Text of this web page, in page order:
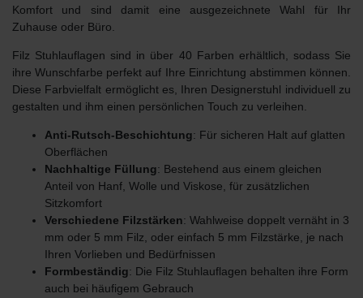
Komfort und sind damit eine ausgezeichnete Wahl für Ihr
Zuhause oder Büro.
Filz Stuhlauflagen sind in über 40 Farben erhältlich, sodass Sie
ihre Wunschfarbe perfekt auf Ihre Einrichtung abstimmen können.
Diese Farbvielfalt ermöglicht es, Ihren Designerstuhl individuell zu
gestalten und ihm einen persönlichen Touch zu verleihen.
Anti-Rutsch-Beschichtung: Für sicheren Halt auf glatten
Oberflächen
Nachhaltige Füllung: Bestehend aus einem gleichen
Anteil von Hanf, Wolle und Viskose, für zusätzlichen
Sitzkomfort
Verschiedene Filzstärken: Wahlweise doppelt vernäht in 3
mm oder 5 mm Filz, oder einfach 5 mm Filzstärke, je nach
Ihren Vorlieben und Bedürfnissen
Formbeständig: Die Filz Stuhlauflagen behalten ihre Form
auch bei häufigem Gebrauch